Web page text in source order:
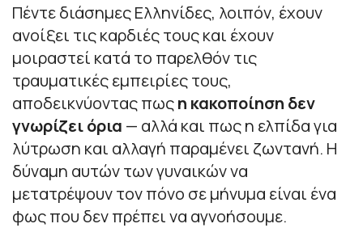
Πέντε διάσημες Ελληνίδες, λοιπόν, έχουν
ανοίξει τις καρδιές τους και έχουν
μοιραστεί κατά το παρελθόν τις
τραυματικές εμπειρίες τους,
αποδεικνύοντας πωςη κακοποίηση δεν
γνωρίζει όρια — αλλά και πως η ελπίδα για
λύτρωση και αλλαγή παραμένει ζωντανή. Η
δύναμη αυτών των γυναικών να
μετατρέψουν τον πόνο σε μήνυμα είναι ένα
φως που δεν πρέπει να αγνοήσουμε.